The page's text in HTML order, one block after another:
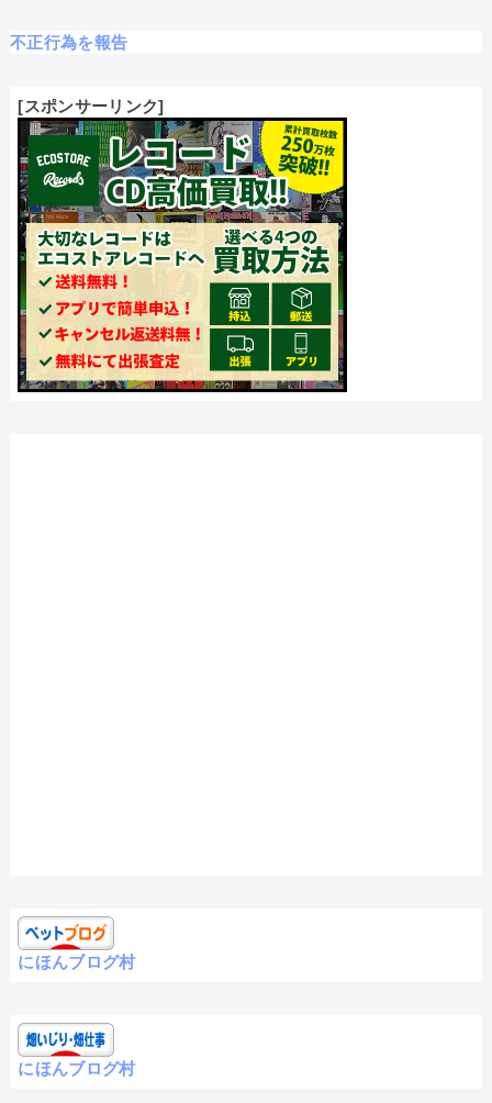
不正行為を報告
[スポンサーリンク]
にほんブログ村
にほんブログ村